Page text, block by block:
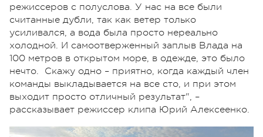
режиссеров с полуслова. У нас на все были
считанные дубли, так как ветер только
усиливался, а вода была просто нереально
холодной. И самоотверженный заплыв Влада на
100 метров в открытом море, в одежде, это было
нечто. Скажу одно – приятно, когда каждый член
команды выкладывается на все сто, и при этом
выходит просто отличный результат", –
рассказывает режиссер клипа Юрий Алексеенко.